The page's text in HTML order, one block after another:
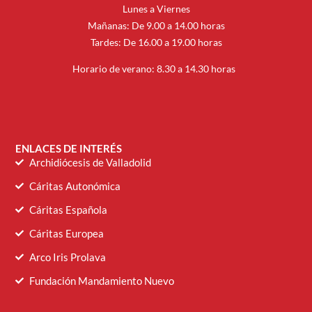
Lunes a Viernes
Mañanas: De 9.00 a 14.00 horas
Tardes: De 16.00 a 19.00 horas
Horario de verano: 8.30 a 14.30 horas
ENLACES DE INTERÉS
Archidiócesis de Valladolid
Cáritas Autonómica
Cáritas Española
Cáritas Europea
Arco Iris Prolava
Fundación Mandamiento Nuevo